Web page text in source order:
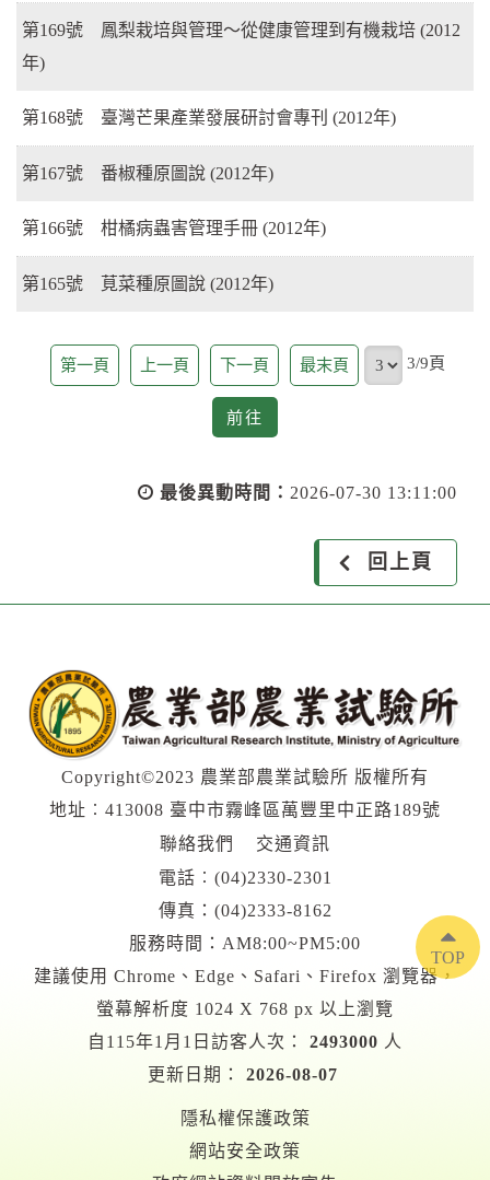
第169號 鳳梨栽培與管理～從健康管理到有機栽培 (2012
年)
第168號 臺灣芒果產業發展研討會專刊 (2012年)
第167號 番椒種原圖說 (2012年)
第166號 柑橘病蟲害管理手冊 (2012年)
第165號 莧菜種原圖說 (2012年)
第一頁 上一頁 下一頁 最末頁 頁
3/9頁
前往
往
最後異動時間： 2026-07-30 13:11:00
回上頁
Copyright©2023 農業部農業試驗所 版權所有
地址︰413008 臺中市霧峰區萬豐里中正路189號
聯絡我們
交通資訊
電話︰ (04)2330-2301
傳真：(04)2333-8162
服務時間：AM8:00~PM5:00
建議使用 Chrome、Edge、Safari、Firefox 瀏覽器，
螢幕解析度 1024 X 768 px 以上瀏覽
自115年1月1日訪客人次：
2493000 人
更新日期：
2026-08-07
隱私權保護政策
網站安全政策
TOP